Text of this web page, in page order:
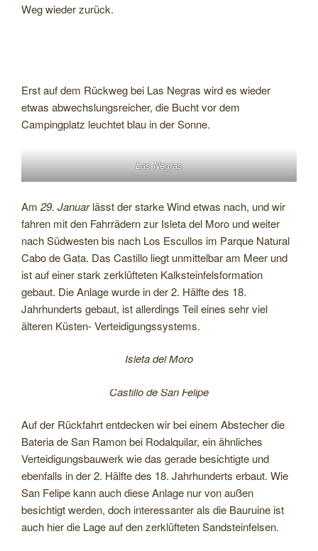
Weg wieder zurück.
Erst auf dem Rückweg bei Las Negras wird es wieder
etwas abwechslungsreicher, die Bucht vor dem
Campingplatz leuchtet blau in der Sonne.
Las Negras
Am 29. Januarlässt der starke Wind etwas nach, und wir
fahren mit den Fahrrädern zur Isleta del Moro und weiter
nach Südwesten bis nach Los Escullos im Parque Natural
Cabo de Gata. Das Castillo liegt unmittelbar am Meer und
ist auf einer stark zerklüfteten Kalksteinfelsformation
gebaut. Die Anlage wurde in der 2. Hälfte des 18.
Jahrhunderts gebaut, ist allerdings Teil eines sehr viel
älteren Küsten- Verteidigungssystems.
Isleta del Moro
Castillo de San Felipe
Auf der Rückfahrt entdecken wir bei einem Abstecher die
Bateria de San Ramon bei Rodalquilar, ein ähnliches
Verteidigungsbauwerk wie das gerade besichtigte und
ebenfalls in der 2. Hälfte des 18. Jahrhunderts erbaut. Wie
San Felipe kann auch diese Anlage nur von außen
besichtigt werden, doch interessanter als die Bauruine ist
auch hier die Lage auf den zerklüfteten Sandsteinfelsen.